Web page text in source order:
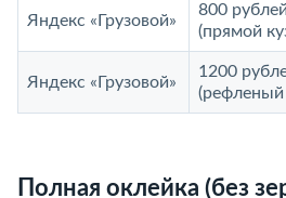
Яндекс «Грузовой»
800
(прямой
Яндекс «Грузовой»
1200
(рефленый
Полная оклейка (без